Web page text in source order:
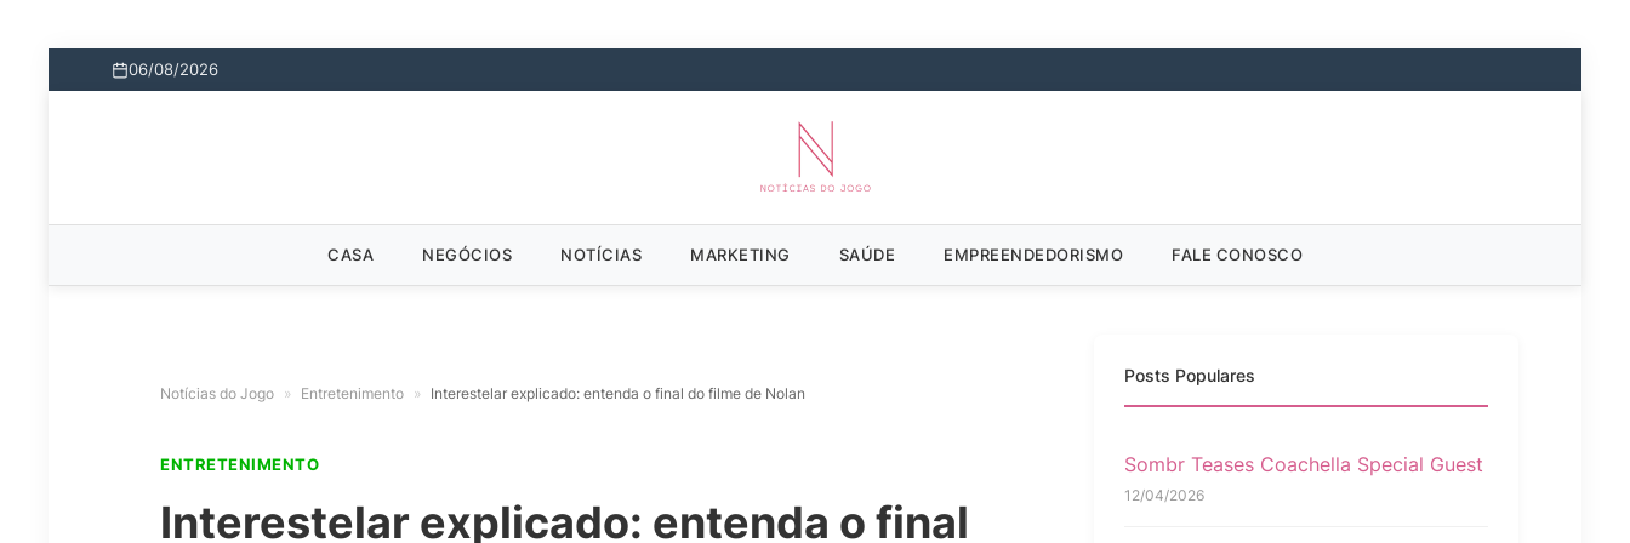
06/08/2026
CASA NEGÓCIOS NOTÍCIAS MARKETING SAÚDE EMPREENDEDORISMO FALE CONOSCO
Notícias do Jogo » Entretenimento » Interestelar explicado: entenda o final do filme de Nolan
ENTRETENIMENTO
Interestelar explicado: entenda o final
Posts Populares
Sombr Teases Coachella Special Guest
12/04/2026